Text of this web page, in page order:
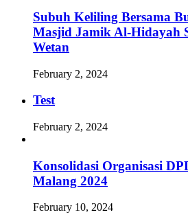
Subuh Keliling Bersama
Masjid Jamik Al-Hidayah
Wetan
February 2, 2024
Test
February 2, 2024
Konsolidasi Organisasi
Malang 2024
February 10, 2024